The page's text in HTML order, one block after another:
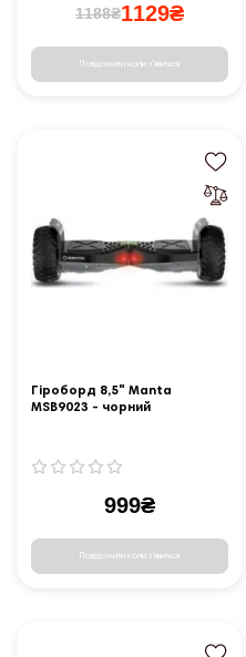
1188₴1129₴
Повідомити коли з'явиться
Гіроборд 8,5" Manta
MSB9023 - чорний
999₴
Повідомити коли з'явиться